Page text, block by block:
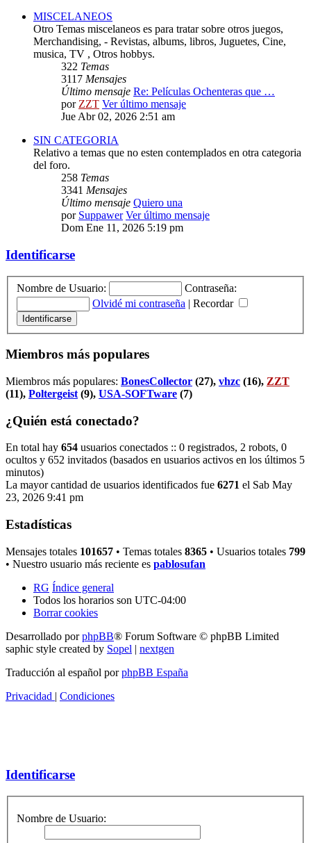
MISCELANEOS
Otro Temas miscelaneos es para tratar sobre otros juegos,
Merchandising, - Revistas, albums, libros, Juguetes, Cine,
musica, TV , Otros hobbys.
322 Temas
3117 Mensajes
Último mensaje Re: Películas Ochenteras que …
porZZT Ver último mensaje
Jue Abr 02, 2026 2:51 am
SIN CATEGORIA
Relativo a temas que no esten contemplados en otra categoria
del foro.
258 Temas
3341 Mensajes
Último mensaje Quiero una
por Suppawer Ver último mensaje
Dom Ene 11, 2026 5:19 pm
Identificarse
Nombre de Usuario:
Contraseña:
Olvidé mi contraseña | Recordar
Miembros más populares
Miembros más populares: BonesCollector (27), vhzc (16), ZZT
(11), Poltergeist (9), USA-SOFTware (7)
¿Quién está conectado?
En total hay 654 usuarios conectados :: 0 registrados, 2 robots, 0
ocultos y 652 invitados (basados en usuarios activos en los últimos 5
minutos)
La mayor cantidad de usuarios identificados fue 6271 el Sab May
23, 2026 9:41 pm
Estadísticas
Mensajes totales 101657 • Temas totales 8365 • Usuarios totales 799
• Nuestro usuario más reciente es pablosufan
RG Índice general
Todos los horarios son UTC-04:00
Borrar cookies
Desarrollado porphpBB® Forum Software © phpBB Limited
saphic style created by Sopel | nextgen
Traducción al español porphpBB España
Privacidad | Condiciones
Identificarse
Nombre de Usuario: